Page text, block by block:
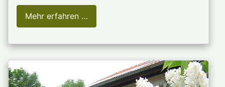
Mehr erfahren …